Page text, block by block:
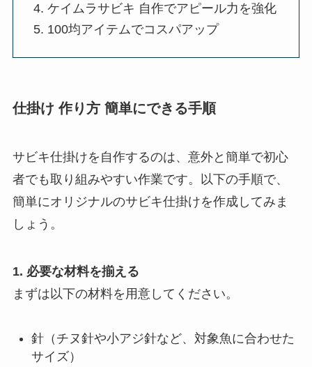
ケイムラサビキ 自作でアピール力を強化
100均アイテムでコスパアップ
仕掛け 作り方 簡単にできる手順
サビキ仕掛けを自作するのは、意外と簡単で初心
者でも取り組みやすい作業です。以下の手順で、
簡単にオリジナルのサビキ仕掛けを作成してみま
しょう。
1. 必要な材料を揃える
まずは以下の材料を用意してください。
針（チヌ針や小アジ針など、対象魚に合わせた
サイズ）